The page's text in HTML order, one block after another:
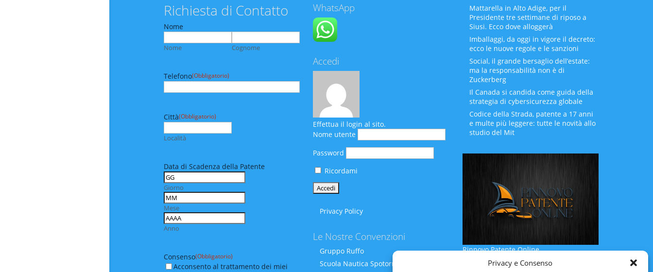
Privacy e Consenso
Richiesta di Contatto
Nome
Nome Cognome
Telefono(Obbligatorio)
Città(Obbligatorio)
Località
Data di Scadenza della Patente
Giorno
Mese
Anno
Consenso(Obbligatorio)
Acconsento al trattamento dei miei
WhatsApp
Accedi
Effettua il login al sito.
Nome utente
Password
Ricordami
Privacy Policy
Le Nostre Convenzioni
Gruppo Ruffo
Scuola Nautica Spotornoli
Mattarella in Alto Adige, per il
Presidente tre settimane di riposo a
Siusi. Ecco dove alloggerà
Imballaggi, da oggi in vigore il decreto:
ecco le nuove regole e le sanzioni
Social, il grande bersaglio dell’estate:
ma la responsabilità non è di
Zuckerberg
Il Canada si candida come guida della
strategia di cybersicurezza globale
Codice della Strada, patente a 17 anni
e multe più leggere: tutte le novità allo
studio del Mit
Rinnovo Patente Online